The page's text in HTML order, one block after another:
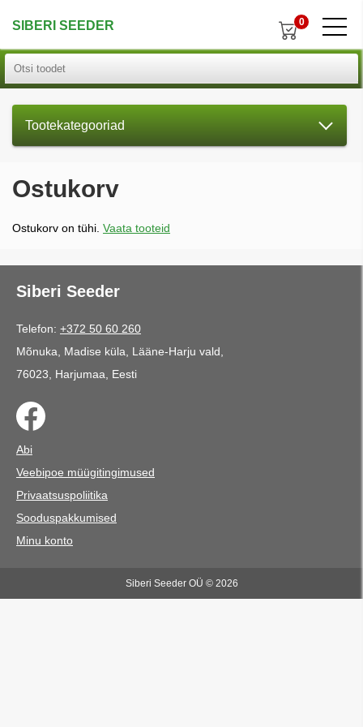
SIBERI SEEDER 0
Tootekategooriad
Ostukorv
Ostukorv on tühi. Vaata tooteid
Siberi Seeder
Telefon: +372 50 60 260
Mõnuka, Madise küla, Lääne-Harju vald,
76023, Harjumaa, Eesti
Abi
Veebipoe müügitingimused
Privaatsuspoliitika
Sooduspakkumised
Minu konto
Siberi Seeder OÜ © 2026